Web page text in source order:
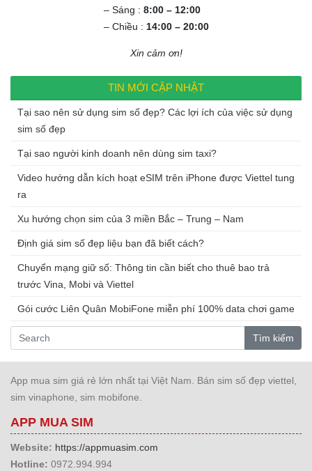
– Sáng : 8:00 – 12:00
– Chiều : 14:00 – 20:00
Xin cảm ơn!
TIN MỚI CẬP NHẬT
Tại sao nên sử dụng sim số đẹp? Các lợi ích của việc sử dụng
sim số đẹp
Tại sao người kinh doanh nên dùng sim taxi?
Video hướng dẫn kích hoạt eSIM trên iPhone được Viettel tung
ra
Xu hướng chọn sim của 3 miền Bắc – Trung – Nam
Định giá sim số đẹp liệu bạn đã biết cách?
Chuyển mạng giữ số: Thông tin cần biết cho thuê bao trả
trước Vina, Mobi và Viettel
Gói cước Liên Quân MobiFone miễn phí 100% data chơi game
Tìm kiếm
App mua sim giá rẻ lớn nhất tại Việt Nam. Bán sim số đẹp viettel,
sim vinaphone, sim mobifone.
APP MUA SIM
Website: https://appmuasim.com
Hotline: 0972.994.994